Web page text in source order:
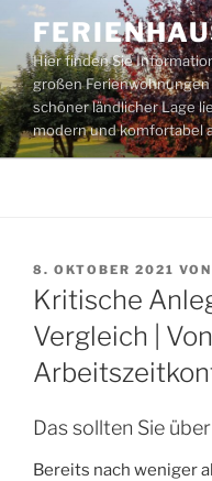
Zum
Inhalt
springenHier finden Sie
großen
schöner ländlicher Lage
modern und komfortabel
VERÖFFENTLICHT
AM
8. OKTOBER 2021 VON
Kritische
Vergleich |
Das sollten Sie
Bereits nach weniger